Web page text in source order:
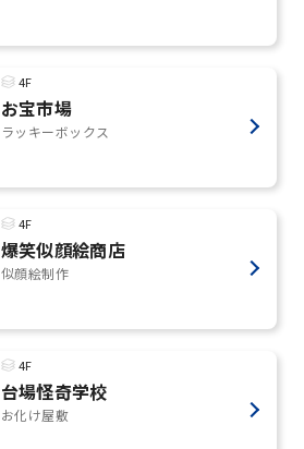
4F
お宝市場
ラッキーボックス
4F
爆笑似顔絵商店
似顔絵制作
4F
台場怪奇学校
お化け屋敷